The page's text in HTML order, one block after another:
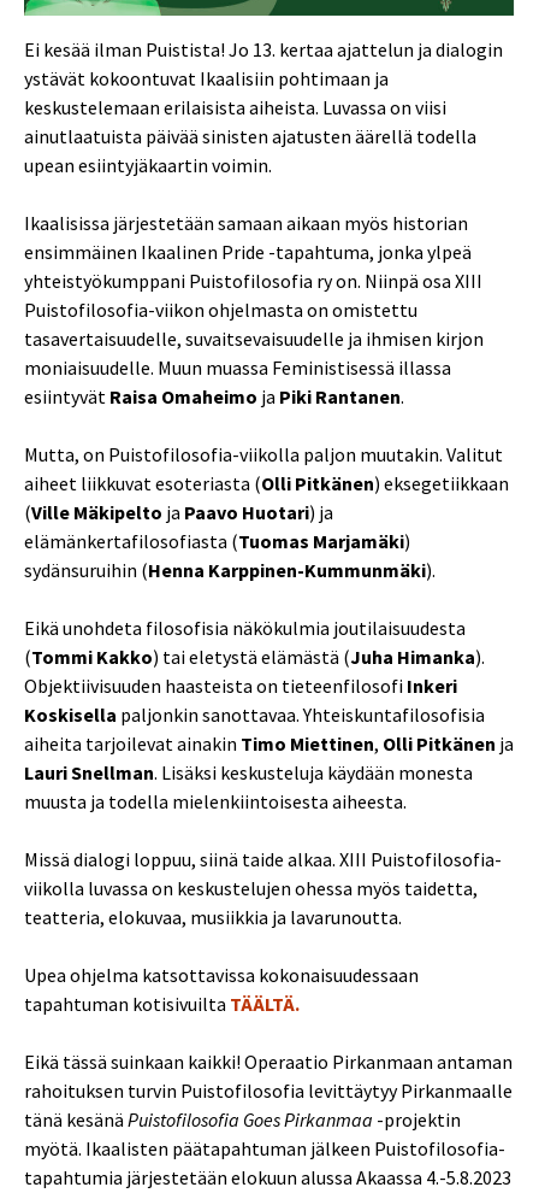
Ei kesää ilman Puistista! Jo 13. kertaa ajattelun ja dialogin
ystävät kokoontuvat Ikaalisiin pohtimaan ja
keskustelemaan erilaisista aiheista. Luvassa on viisi
ainutlaatuista päivää sinisten ajatusten äärellä todella
upean esiintyjäkaartin voimin.
Ikaalisissa järjestetään samaan aikaan myös historian
ensimmäinen Ikaalinen Pride -tapahtuma, jonka ylpeä
yhteistyökumppani Puistofilosofia ry on. Niinpä osa XIII
Puistofilosofia-viikon ohjelmasta on omistettu
tasavertaisuudelle, suvaitsevaisuudelle ja ihmisen kirjon
moniaisuudelle. Muun muassa Feministisessä illassa
esiintyvät Raisa Omaheimo ja Piki Rantanen.
Mutta, on Puistofilosofia-viikolla paljon muutakin. Valitut
aiheet liikkuvat esoteriasta (Olli Pitkänen) eksegetiikkaan
(Ville Mäkipelto ja Paavo Huotari) ja
elämänkertafilosofiasta (Tuomas Marjamäki)
sydänsuruihin (Henna Karppinen-Kummunmäki).
Eikä unohdeta filosofisia näkökulmia joutilaisuudesta
(Tommi Kakko) tai eletystä elämästä (Juha Himanka).
Objektiivisuuden haasteista on tieteenfilosofi Inkeri
Koskisella paljonkin sanottavaa. Yhteiskuntafilosofisia
aiheita tarjoilevat ainakin Timo Miettinen, Olli Pitkänen ja
Lauri Snellman. Lisäksi keskusteluja käydään monesta
muusta ja todella mielenkiintoisesta aiheesta.
Missä dialogi loppuu, siinä taide alkaa. XIII Puistofilosofia-
viikolla luvassa on keskustelujen ohessa myös taidetta,
teatteria, elokuvaa, musiikkia ja lavarunoutta.
Upea ohjelma katsottavissa kokonaisuudessaan
tapahtuman kotisivuilta TÄÄLTÄ.
Eikä tässä suinkaan kaikki! Operaatio Pirkanmaan antaman
rahoituksen turvin Puistofilosofia levittäytyy Pirkanmaalle
tänä kesänä Puistofilosofia Goes Pirkanmaa -projektin
myötä. Ikaalisten päätapahtuman jälkeen Puistofilosofia-
tapahtumia järjestetään elokuun alussa Akaassa 4.-5.8.2023